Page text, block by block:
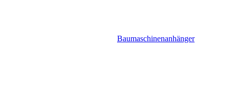
Baumaschinenanhänger